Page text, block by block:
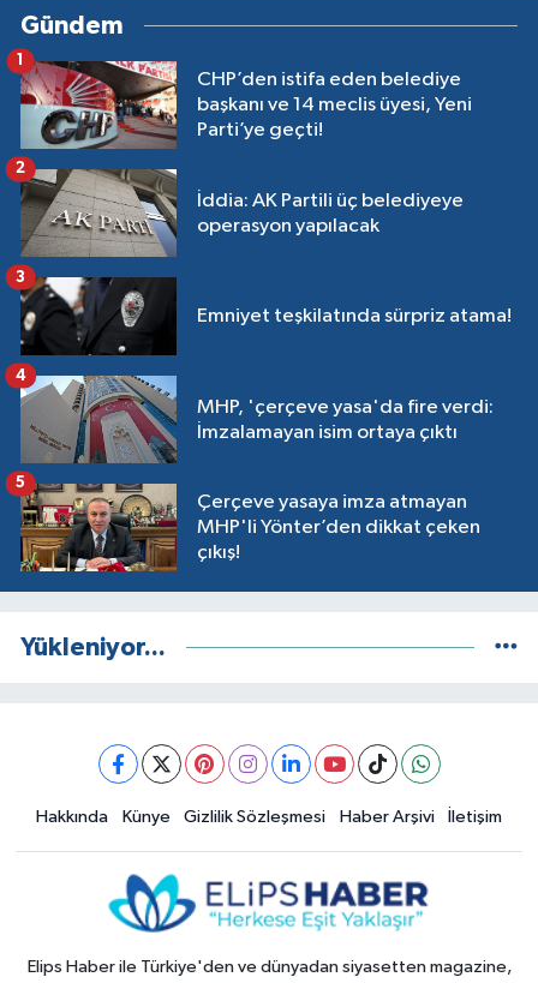
Gündem
CHP’den istifa eden belediye
başkanı ve 14 meclis üyesi, Yeni
Parti’ye geçti!
1
İddia: AK Partili üç belediyeye
operasyon yapılacak
2
Emniyet teşkilatında sürpriz atama!
3
MHP, 'çerçeve yasa'da fire verdi:
İmzalamayan isim ortaya çıktı
4
Çerçeve yasaya imza atmayan
MHP'li Yönter’den dikkat çeken
çıkış!
5
Yükleniyor...
Hakkında Künye Gizlilik Sözleşmesi Haber Arşivi İletişim
Elips Haber ile Türkiye'den ve dünyadan siyasetten magazine,